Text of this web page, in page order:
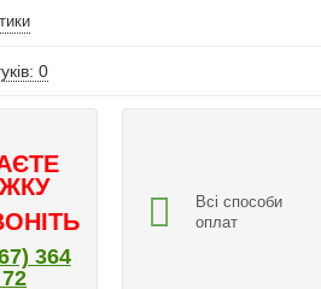
0
364
Всі способи
оплат